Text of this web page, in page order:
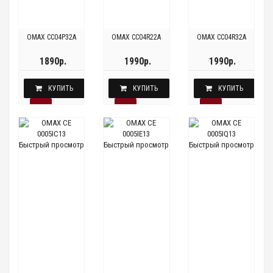
OMAX CC04P32A
1890р.
КУПИТЬ
OMAX CC04R22A
1990р.
КУПИТЬ
OMAX CC04R32A
1990р.
КУПИТЬ
Быстрый просмотр Быстрый просмотр Быстрый просмотр